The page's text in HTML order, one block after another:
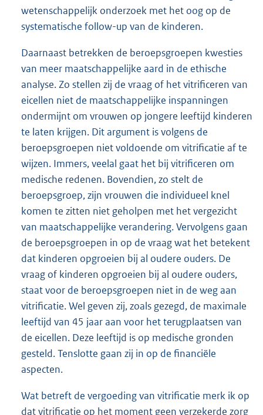
wetenschappelijk onderzoek met het oog op de
systematische follow-up van de kinderen.
Daarnaast betrekken de beroepsgroepen kwesties
van meer maatschappelijke aard in de ethische
analyse. Zo stellen zij de vraag of het vitrificeren van
eicellen niet de maatschappelijke inspanningen
ondermijnt om vrouwen op jongere leeftijd kinderen
te laten krijgen. Dit argument is volgens de
beroepsgroepen niet voldoende om vitrificatie af te
wijzen. Immers, veelal gaat het bij vitrificeren om
medische redenen. Bovendien, zo stelt de
beroepsgroep, zijn vrouwen die individueel knel
komen te zitten niet geholpen met het vergezicht
van maatschappelijke verandering. Vervolgens gaan
de beroepsgroepen in op de vraag wat het betekent
dat kinderen opgroeien bij al oudere ouders. De
vraag of kinderen opgroeien bij al oudere ouders,
staat voor de beroepsgroepen niet in de weg aan
vitrificatie. Wel geven zij, zoals gezegd, de maximale
leeftijd van 45 jaar aan voor het terugplaatsen van
de eicellen. Deze leeftijd is op medische gronden
gesteld. Tenslotte gaan zij in op de financiële
aspecten.
Wat betreft de vergoeding van vitrificatie merk ik op
dat vitrificatie op het moment geen verzekerde zorg